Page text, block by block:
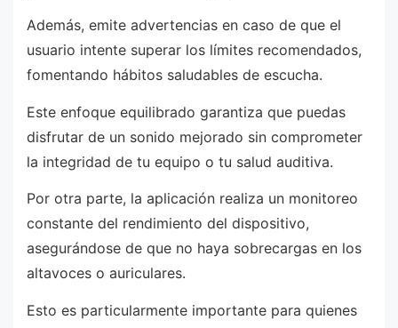
Además, emite advertencias en caso de que el
usuario intente superar los límites recomendados,
fomentando hábitos saludables de escucha.
Este enfoque equilibrado garantiza que puedas
disfrutar de un sonido mejorado sin comprometer
la integridad de tu equipo o tu salud auditiva.
Por otra parte, la aplicación realiza un monitoreo
constante del rendimiento del dispositivo,
asegurándose de que no haya sobrecargas en los
altavoces o auriculares.
Esto es particularmente importante para quienes